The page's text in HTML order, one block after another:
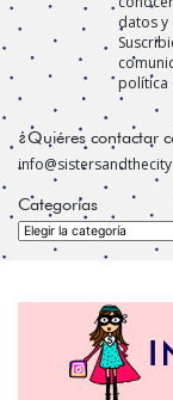
datos
política
¿Quiéres contactar
Categorías
Categorías